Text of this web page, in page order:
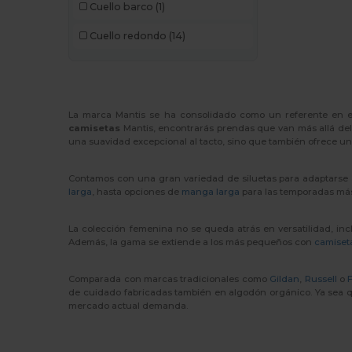
Premier (2)
Proact (25)
Radsow by Uneek (27)
Rimeck (11)
Roly Sport
Russell (33)
Cuello barco (1)
Cuello redondo (14)
La marca Mantis se ha consolidado como un referente en
camisetas Mantis, encontrarás prendas que van más allá
una suavidad excepcional al tacto, sino que también ofrece
Contamos con una gran variedad de siluetas para
larga , hasta opciones de manga larga para las temporadas
La colección femenina no se queda atrás en versatilidad,
Además, la gama se extiende a los más pequeños con
Comparada con marcas tradicionales como Gildan Russell o
de cuidado fabricadas también en algodón orgánico. Ya
mercado actual demanda.